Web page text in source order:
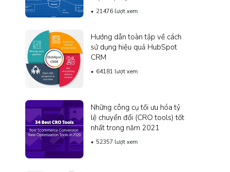
21476 lượt xem
Hướng dẫn toàn tập về cách
sử dụng hiệu quả HubSpot
CRM
64181 lượt xem
Những công cụ tối ưu hóa tỷ
lệ chuyển đổi (CRO tools) tốt
nhất trong năm 2021
52357 lượt xem